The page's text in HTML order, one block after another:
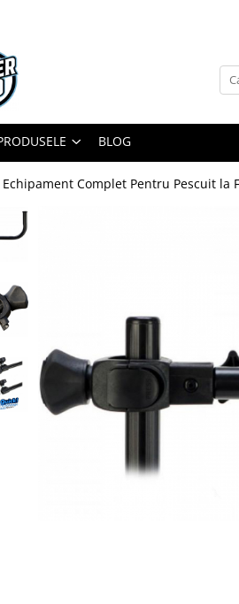
BLOG
Echipament Complet Pentru Pescuit la